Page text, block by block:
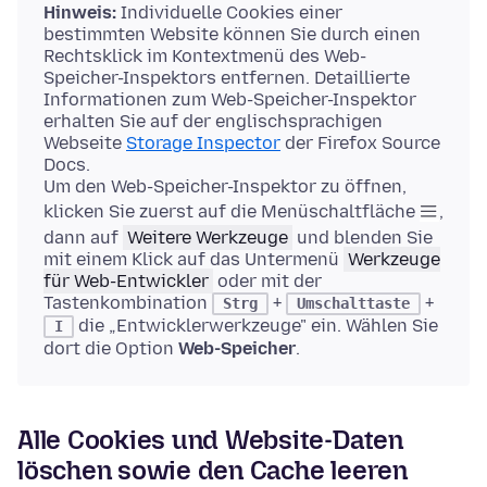
Hinweis: Individuelle Cookies einer
bestimmten Website können Sie durch einen
Rechtsklick im Kontextmenü des Web-
Speicher-Inspektors entfernen. Detaillierte
Informationen zum Web-Speicher-Inspektor
erhalten Sie auf der englischsprachigen
Webseite Storage Inspector der Firefox Source
Docs.
Um den Web-Speicher-Inspektor zu öffnen,
klicken Sie zuerst auf die Menüschaltfläche
,
dann auf Weitere Werkzeuge und blenden Sie
mit einem Klick auf das Untermenü Werkzeuge
für Web-Entwickler oder mit der
Tastenkombination
Strg + Umschalttaste +
I
die „Entwicklerwerkzeuge" ein. Wählen Sie
dort die Option Web-Speicher.
Alle Cookies und Website-Daten
löschen sowie den Cache leeren